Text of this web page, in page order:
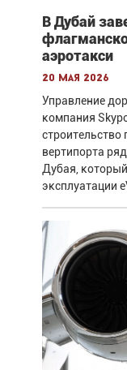
В Дубай
аэротакси
20 мая 2026
Управление
компания
строительство
вертипорта
Дубая, который
эксплуатации